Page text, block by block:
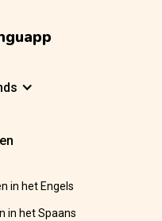
in het Engels
in het Spaans